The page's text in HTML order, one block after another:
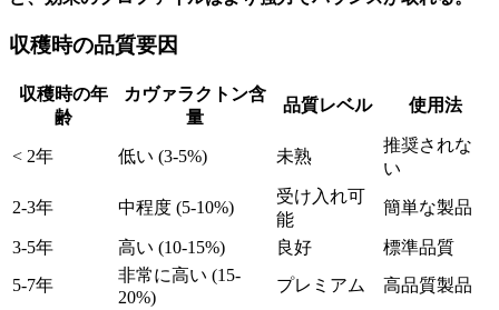
収穫時の品質要因
収穫時の年
齢
カヴァラクトン含
量
品質レベル 使用法
< 2年 低い (3-5%) 未熟
推奨されな
い
2-3年 中程度 (5-10%)
受け入れ可
能
簡単な製品
3-5年 高い (10-15%) 良好
標準品質
5-7年
非常に高い (15-
20%)
プレミアム 高品質製品